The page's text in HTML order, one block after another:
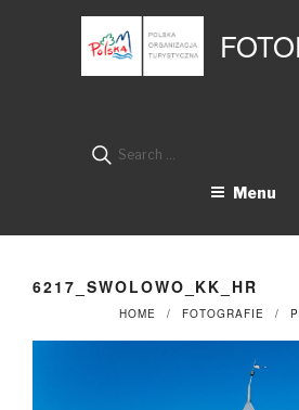
Search
Menu
6217_SWOLOWO_KK_HR
HOME FOTOGRAFIE
Panel zarządzania plikami cookies